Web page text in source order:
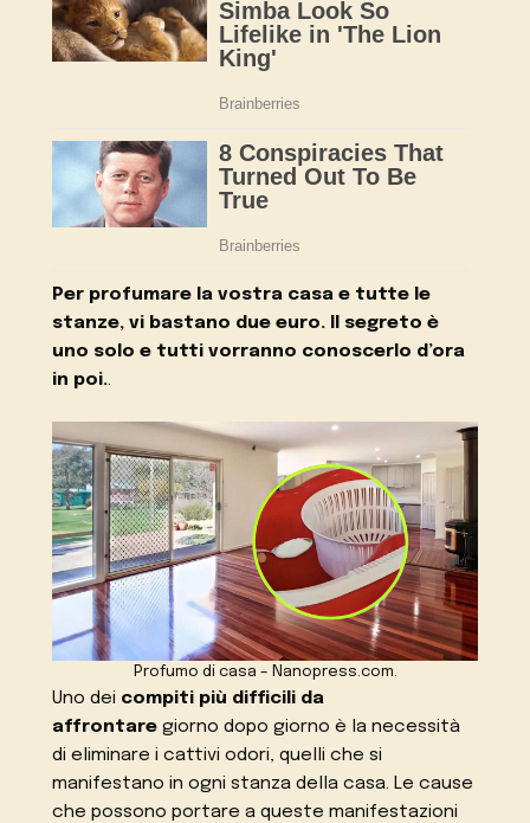
Per profumare la vostra casa e tutte le
stanze, vi bastano due euro. Il segreto è
uno solo e tutti vorranno conoscerlo d’ora
in poi..
Profumo di casa – Nanopress.com.
Uno dei compiti più difficili da
affrontare giorno dopo giorno è la necessità
di eliminare i cattivi odori, quelli che si
manifestano in ogni stanza della casa. Le cause
che possono portare a queste manifestazioni